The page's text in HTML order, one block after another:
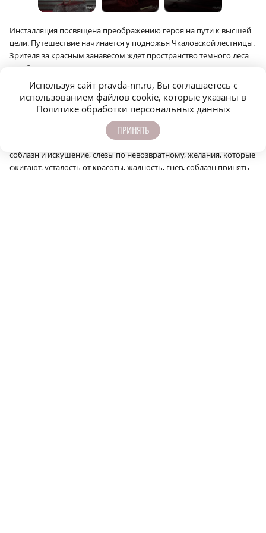
Инсталляция посвящена преображению героя на пути к высшей
цели. Путешествие начинается у подножья Чкаловской лестницы.
Зрителя за красным занавесом ждет пространство темного леса
своей души.
«Оставь сомнения всяк сюда идущий», — монотонно повторяют
стражи в черных балахонах.
Дальше каждый пролет лестницы становится отдельным
сценическим фрагментом, символизирующим круг Ада.
вслед за проводником проходит 12 этапов, на них его встречают
соблазн и искушение, слезы по невозвратному, желания, которые
сжигают, усталость от красоты, жадность, гнев, соблазн принять
Используя сайт pravda-nn.ru, Вы соглашаетесь с
использованием файлов cookie, которые указаны в
Политике обработки персональных данных
ПРИНЯТЬ